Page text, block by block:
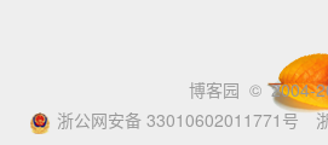
博客园 © 2004-
浙公网安备 33010602011771号